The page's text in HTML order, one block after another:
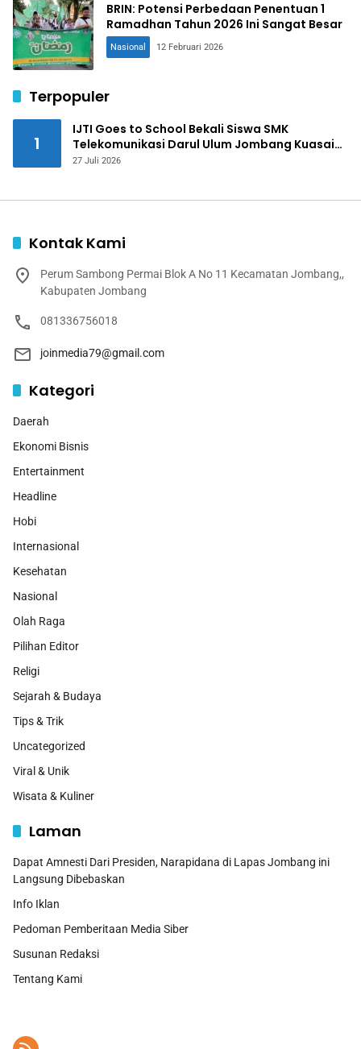
BRIN: Potensi Perbedaan Penentuan 1
Ramadhan Tahun 2026 Ini Sangat Besar
Nasional 12 Februari 2026
Terpopuler
1
IJTI Goes to School Bekali Siswa SMK
Telekomunikasi Darul Ulum Jombang Kuasai
Jurnalistik Digital
27 Juli 2026
Kontak Kami
Perum Sambong Permai Blok A No 11 Kecamatan Jombang,,
Kabupaten Jombang
081336756018
joinmedia79@gmail.com
Kategori
Daerah
Ekonomi Bisnis
Entertainment
Headline
Hobi
Internasional
Kesehatan
Nasional
Olah Raga
Pilihan Editor
Religi
Sejarah & Budaya
Tips & Trik
Uncategorized
Viral & Unik
Wisata & Kuliner
Laman
Dapat Amnesti Dari Presiden, Narapidana di Lapas Jombang ini
Langsung Dibebaskan
Info Iklan
Pedoman Pemberitaan Media Siber
Susunan Redaksi
Tentang Kami